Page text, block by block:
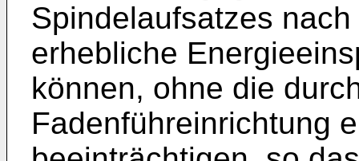
Spindelaufsatzes
erhebliche
können, ohne die
Fadenführeinrichtung